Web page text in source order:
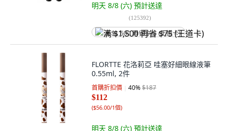
明天 8/8 (六) 預計送達
(125392)
满 $1,500 再省 $75 (王道卡)
FLORTTE 花洛莉亞 哇塞好細眼線液筆
0.55ml, 2件
首購折扣價 40%$187
$112
($56.00/1個)
明天 8/8 (六) 預計送達